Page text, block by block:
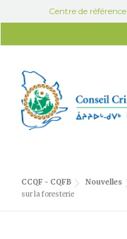
Skip to contentCentre de référence
CCQF - CQFB Nouvelles
sur la foresterie